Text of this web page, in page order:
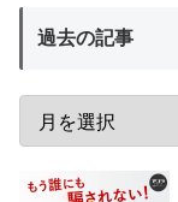
過去の記事